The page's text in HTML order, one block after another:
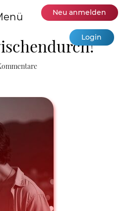
Neu anmelden
Login